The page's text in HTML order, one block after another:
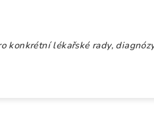
konkrétní lékařské rady,